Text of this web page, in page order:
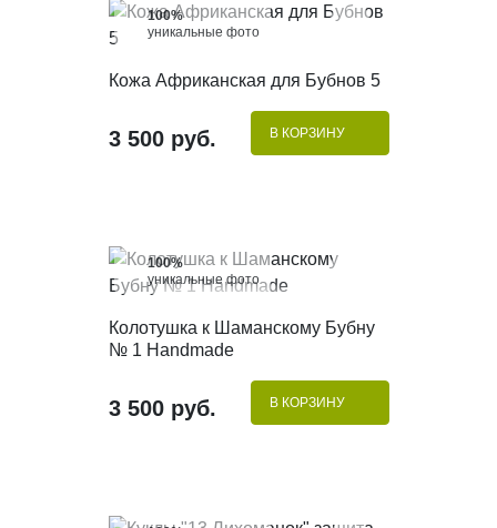
100%
уникальные фото
КУПИТЬ В 1 КЛИК
Кожа Африканская для Бубнов 5
3 500 руб. В КОРЗИНУ
100%
уникальные фото
КУПИТЬ В 1 КЛИК
Колотушка к Шаманскому Бубну
№ 1 Handmade
3 500 руб. В КОРЗИНУ